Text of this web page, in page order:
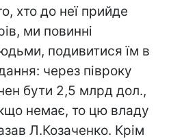
хто до неї прийде
ми повинні
подивитися їм в
через півроку
бути 2,5 млрд дол.,
немає, то цю владу
Л.Козаченко. Крім